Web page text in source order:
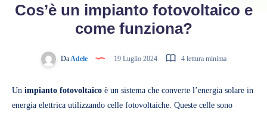
Cos’è un impianto fotovoltaico e
come funziona?
DaAdele 19 Luglio 2024 4 lettura minima
Un impianto fotovoltaico è un sistema che converte l’energia solare in
energia elettrica utilizzando celle fotovoltaiche. Queste celle sono